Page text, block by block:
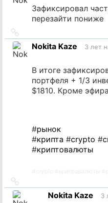
Зафиксировал
перезайти пониже
на
источник
Nokita Kaze 3 лет
В итоге
портфеля + 1/3
$1810. Кроме
#рынок
#крипта #crypto #
#криптовалюты
на
источникNokita Kaze 3